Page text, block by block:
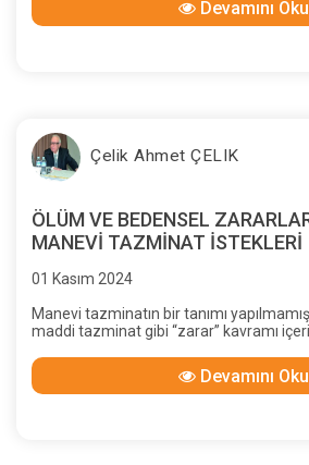
Devamını Oku
Çelik Ahmet ÇELIK
ÖLÜM VE BEDENSEL
MANEVİ TAZMİNAT İSTEKLERİ
01 Kasım 2024
Manevi tazminatın bir tanımı
maddi tazminat gibi “zarar” kavramı
“malvarlığında eksil-me” olarak
zararı “kişi varlığında ek-silme” (TBK.56,
Devamını Oku